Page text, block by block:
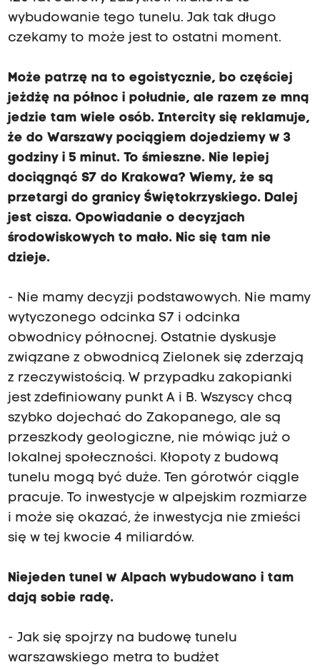
wybudowanie tego tunelu. Jak tak długo
czekamy to może jest to ostatni moment.
Może patrzę na to egoistycznie, bo częściej
jeżdżę na północ i południe, ale razem ze mną
jedzie tam wiele osób. Intercity się reklamuje,
że do Warszawy pociągiem dojedziemy w 3
godziny i 5 minut. To śmieszne. Nie lepiej
dociągnąć S7 do Krakowa? Wiemy, że są
przetargi do granicy Świętokrzyskiego. Dalej
jest cisza. Opowiadanie o decyzjach
środowiskowych to mało. Nic się tam nie
dzieje.
- Nie mamy decyzji podstawowych. Nie mamy
wytyczonego odcinka S7 i odcinka
obwodnicy północnej. Ostatnie dyskusje
związane z obwodnicą Zielonek się zderzają
z rzeczywistością. W przypadku zakopianki
jest zdefiniowany punkt A i B. Wszyscy chcą
szybko dojechać do Zakopanego, ale są
przeszkody geologiczne, nie mówiąc już o
lokalnej społeczności. Kłopoty z budową
tunelu mogą być duże. Ten górotwór ciągle
pracuje. To inwestycje w alpejskim rozmiarze
i może się okazać, że inwestycja nie zmieści
się w tej kwocie 4 miliardów.
Niejeden tunel w Alpach wybudowano i tam
dają sobie radę.
- Jak się spojrzy na budowę tunelu
warszawskiego metra to budżet